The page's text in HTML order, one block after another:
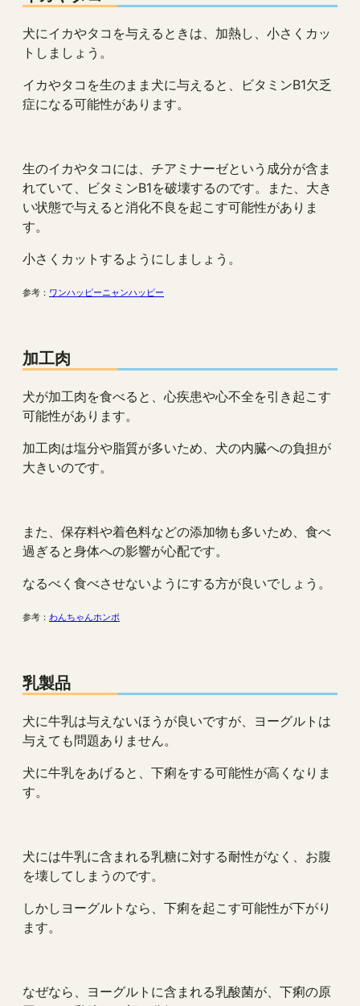
犬にイカやタコを与えるときは、加熱し、小さくカッ
トしましょう。
イカやタコを生のまま犬に与えると、ビタミンB1欠乏
症になる可能性があります。
生のイカやタコには、チアミナーゼという成分が含ま
れていて、ビタミンB1を破壊するのです。また、大き
い状態で与えると消化不良を起こす可能性がありま
す。
小さくカットするようにしましょう。
参考： ワンハッピーニャンハッピー
加工肉
犬が加工肉を食べると、心疾患や心不全を引き起こす
可能性があります。
加工肉は塩分や脂質が多いため、犬の内臓への負担が
大きいのです。
また、保存料や着色料などの添加物も多いため、食べ
過ぎると身体への影響が心配です。
なるべく食べさせないようにする方が良いでしょう。
参考： わんちゃんホンポ
乳製品
犬に牛乳は与えないほうが良いですが、ヨーグルトは
与えても問題ありません。
犬に牛乳をあげると、下痢をする可能性が高くなりま
す。
犬には牛乳に含まれる乳糖に対する耐性がなく、お腹
を壊してしまうのです。
しかしヨーグルトなら、下痢を起こす可能性が下がり
ます。
なぜなら、ヨーグルトに含まれる乳酸菌が、下痢の原